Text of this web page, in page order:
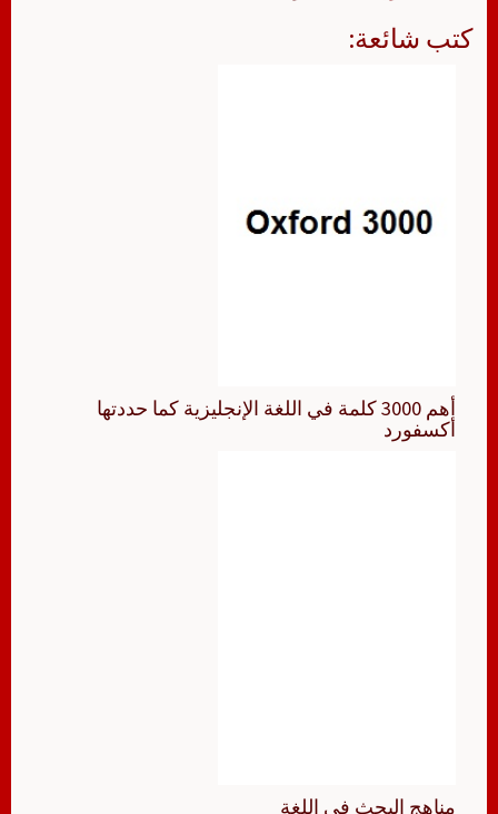
كتب شائعة:
أهم 3000 كلمة في اللغة الإنجليزية كما حددتها
أكسفورد
مناهج البحث في اللغة